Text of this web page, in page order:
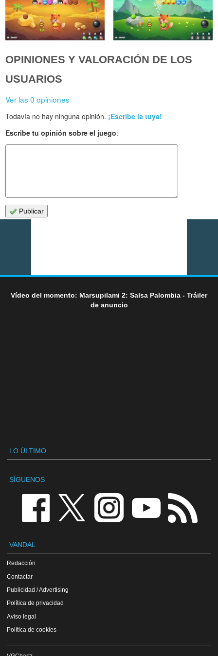
OPINIONES Y VALORACIÓN DE LOS
USUARIOS
Ver las 0 opiniones
Todavía no hay ninguna opinión. ¡Escribe la tuya!
Escribe tu opinión sobre el juego:
Publicar
Vídeo del momento: Marsupilami 2: Salsa Palombia - Tráiler
de anuncio
LO ÚLTIMO
SÍGUENOS
VANDAL
Redacción
Contactar
Publicidad / Advertising
Política de privacidad
Aviso legal
Política de cookies